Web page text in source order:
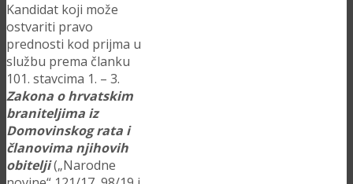
Kandidat koji može
ostvariti pravo
prednosti kod prijma u
službu prema članku
101. stavcima 1. – 3.
Zakona o hrvatskim
braniteljima iz
Domovinskog rata i
članovima njihovih
obitelji(„Narodne